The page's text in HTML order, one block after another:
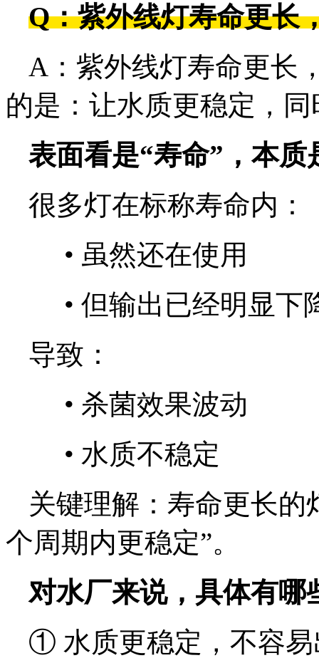
Q：紫外线灯寿命更长
A：紫外线灯寿命更长
的是：让水质更稳定，
表面看是“寿命”，本质
很多灯在标称寿命内：
• 虽然还在使用
• 但输出已经明显下
导致：
• 杀菌效果波动
• 水质不稳定
关键理解：寿命更长的
个周期内更稳定”。
对水厂来说，具体有哪
① 水质更稳定，不容易